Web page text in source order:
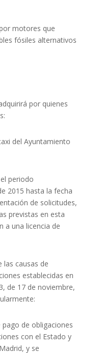
motores que
fósiles alternativos
por quienes
del Ayuntamiento
periodo
2015 hasta la fecha
de solicitudes,
previstas en esta
a una licencia de
las causas de
establecidas en
de 17 de noviembre,
de obligaciones
con el Estado y
y se